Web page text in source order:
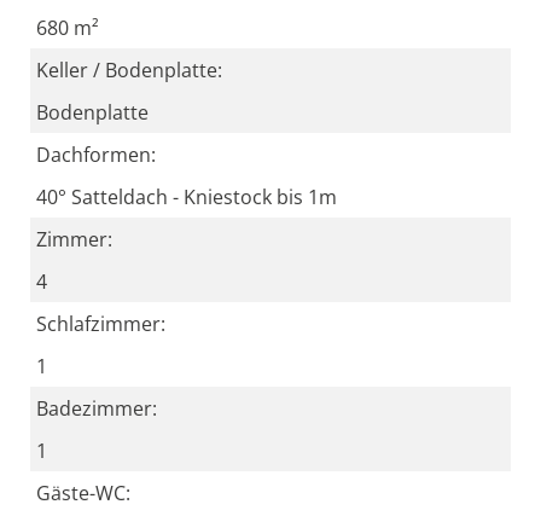
680 m²
Keller / Bodenplatte:
Bodenplatte
Dachformen:
40° Satteldach - Kniestock bis 1m
Zimmer:
4
Schlafzimmer:
1
Badezimmer:
1
Gäste-WC: